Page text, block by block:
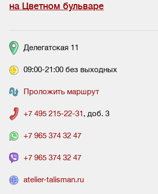
на Цветном бульваре
Делегатская 11
09:00-21:00 без выходных
Проложить маршрут
+7 495 215-22-31, доб. 3
+7 965 374 32 47
+7 965 374 32 47
atelier-talisman.ru